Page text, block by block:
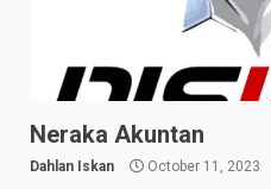
Neraka Akuntan
Dahlan Iskan October 11, 2023